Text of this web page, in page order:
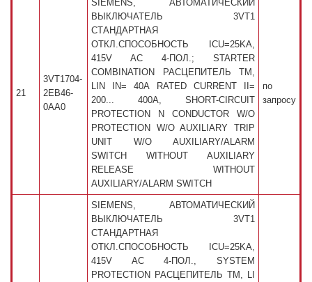
21
3VT1704-
2EB46-
0AA0
SIEMENS, АВТОМАТИЧЕСКИЙ
ВЫКЛЮЧАТЕЛЬ 3VT1
СТАНДАРТНАЯ
ОТКЛ.СПОСОБНОСТЬ ICU=25KA,
415V AC 4-ПОЛ.; STARTER
COMBINATION РАСЦЕПИТЕЛЬ TM,
LIN IN= 40A RATED CURRENT II=
200... 400A, SHORT-CIRCUIT
PROTECTION N CONDUCTOR W/O
PROTECTION W/O AUXILIARY TRIP
UNIT W/O AUXILIARY/ALARM
SWITCH WITHOUT AUXILIARY
RELEASE WITHOUT
AUXILIARY/ALARM SWITCH
по
запросу
SIEMENS, АВТОМАТИЧЕСКИЙ
ВЫКЛЮЧАТЕЛЬ 3VT1
СТАНДАРТНАЯ
ОТКЛ.СПОСОБНОСТЬ ICU=25KA,
415V AC 4-ПОЛ., SYSTEM
PROTECTION РАСЦЕПИТЕЛЬ TM, LI